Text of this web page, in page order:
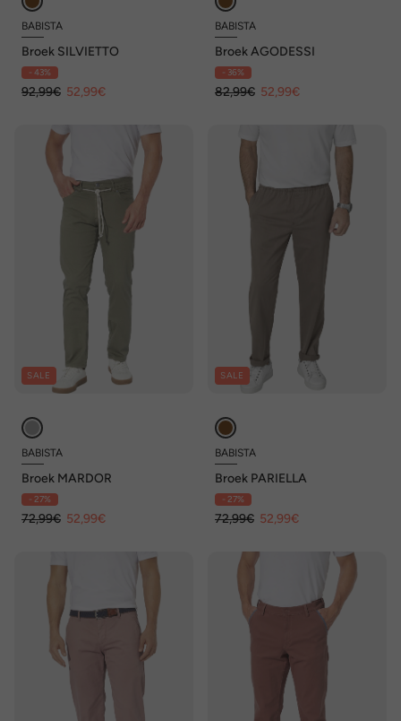
BABISTA
Broek SILVIETTO
- 43%
92,99€ 52,99€
BABISTA
Broek AGODESSI
- 36%
82,99€ 52,99€
SALE
BABISTA
Broek MARDOR
- 27%
72,99€ 52,99€
SALE
BABISTA
Broek PARIELLA
- 27%
72,99€ 52,99€